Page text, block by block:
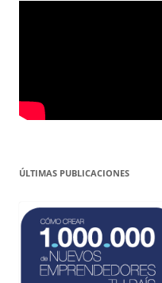
ÚLTIMAS PUBLICACIONES